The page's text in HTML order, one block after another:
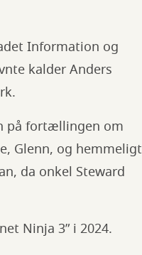
Information og
kalder Anders
på fortællingen om
Glenn, og hemmeligt
da onkel Steward
Ninja 3” i 2024.